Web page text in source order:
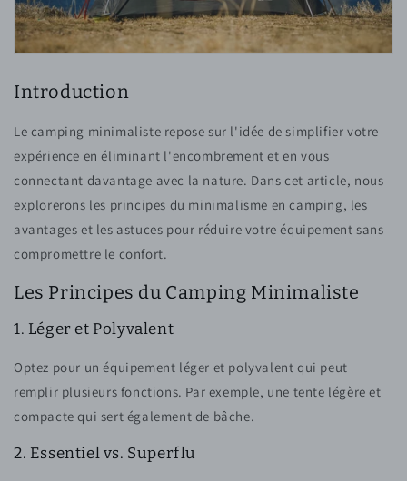
Introduction
Le camping minimaliste repose sur l'idée de simplifier votre
expérience en éliminant l'encombrement et en vous
connectant davantage avec la nature. Dans cet article, nous
explorerons les principes du minimalisme en camping, les
avantages et les astuces pour réduire votre équipement sans
compromettre le confort.
Les Principes du Camping Minimaliste
1. Léger et Polyvalent
Optez pour un équipement léger et polyvalent qui peut
remplir plusieurs fonctions. Par exemple, une tente légère et
compacte qui sert également de bâche.
2. Essentiel vs. Superflu